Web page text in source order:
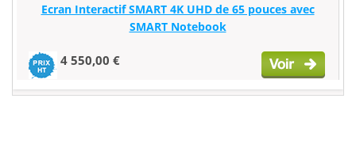
Ecran Interactif SMART 4K UHD de 65 pouces avec
SMART Notebook
4 550,00 €